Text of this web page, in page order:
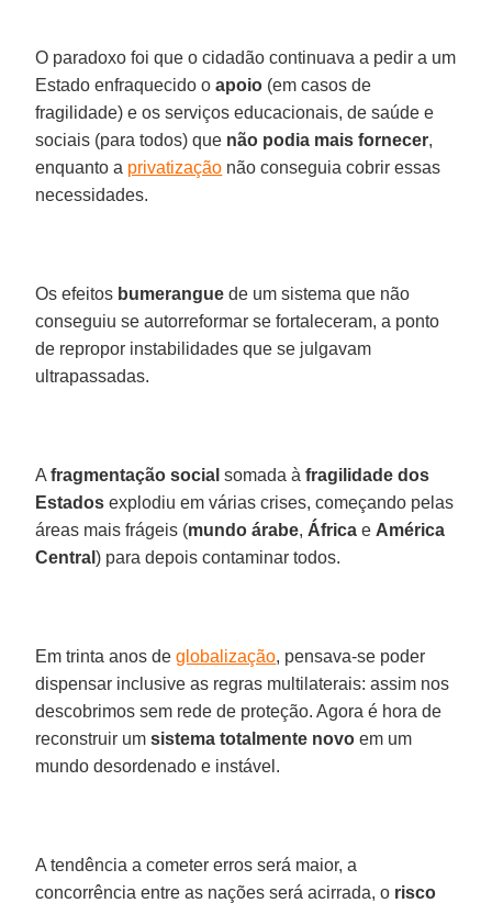
O paradoxo foi que o cidadão continuava a pedir a um
Estado enfraquecido oapoio (em casos de
fragilidade) e os serviços educacionais, de saúde e
sociais (para todos) que não podia mais fornecer,
enquanto a privatização não conseguia cobrir essas
necessidades.
Os efeitos bumerangue de um sistema que não
conseguiu se autorreformar se fortaleceram, a ponto
de repropor instabilidades que se julgavam
ultrapassadas.
Afragmentação social somada àfragilidade dos
Estados explodiu em várias crises, começando pelas
áreas mais frágeis (mundo árabe, África e América
Central) para depois contaminar todos.
Em trinta anos deglobalização, pensava-se poder
dispensar inclusive as regras multilaterais: assim nos
descobrimos sem rede de proteção. Agora é hora de
reconstruir umsistema totalmente novo em um
mundo desordenado e instável.
A tendência a cometer erros será maior, a
concorrência entre as nações será acirrada, o risco